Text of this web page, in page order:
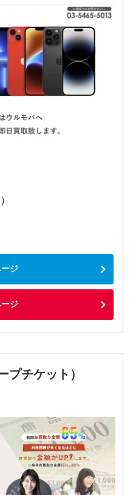
ジ
ジ
プチケット）